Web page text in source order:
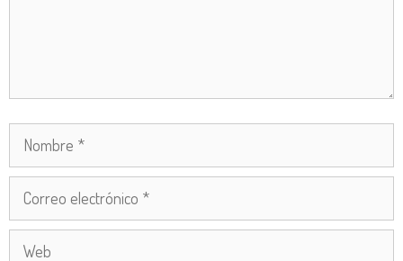
Nombre
Correo
electrónico
Web